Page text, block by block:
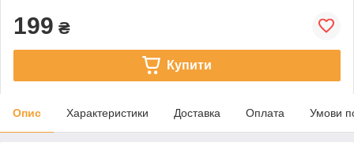
199 ₴
Купити
Опис Характеристики Доставка Оплата Умови